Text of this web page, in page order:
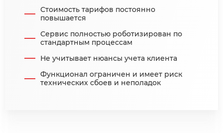
Стоимость тарифов постоянно
повышается
Сервис полностью роботизирован по
стандартным процессам
Не учитывает нюансы учета клиента
Функционал ограничен и имеет риск
технических сбоев и неполадок